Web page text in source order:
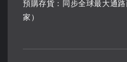
預購存貨：同步全球最大通
家）